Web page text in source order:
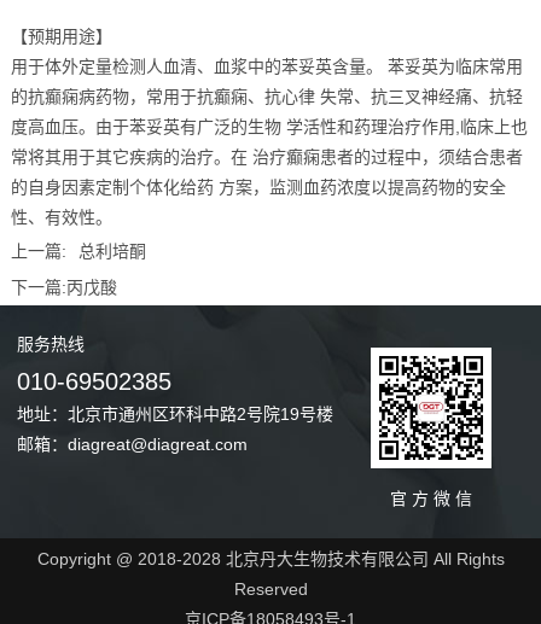
【预期用途】
用于体外定量检测人血清、血浆中的苯妥英含量。 苯妥英为临床常用
的抗癫痫病药物，常用于抗癫痫、抗心律 失常、抗三叉神经痛、抗轻
度高血压。由于苯妥英有广泛的生物 学活性和药理治疗作用,临床上也
常将其用于其它疾病的治疗。在 治疗癫痫患者的过程中，须结合患者
的自身因素定制个体化给药 方案，监测血药浓度以提高药物的安全
性、有效性。
上一篇:
总利培酮
下一篇:丙戊酸
服务热线
010-69502385
地址：北京市通州区环科中路2号院19号楼
邮箱：diagreat@diagreat.com
官 方 微 信
Copyright @ 2018-2028 北京丹大生物技术有限公司 All Rights
Reserved
京ICP备18058493号-1